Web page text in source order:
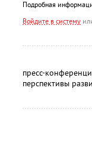
Подробная
Войдите в систему
пресс-
перспективы